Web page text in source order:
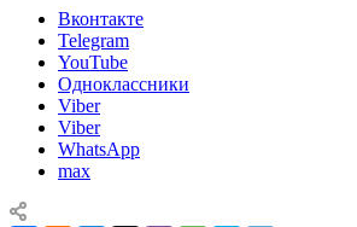
Вконтакте
Telegram
YouTube
Одноклассники
Viber
Viber
WhatsApp
max